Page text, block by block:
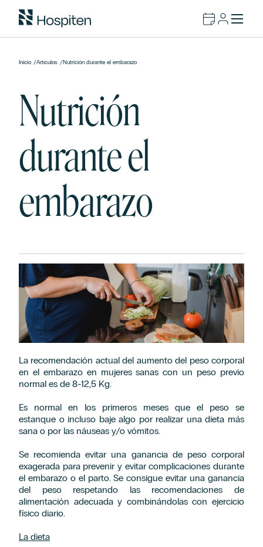
Inicio /Artículos /Nutrición durante el embarazo
Nutrición
durante el
embarazo
La recomendación actual del aumento del peso corporal
en el embarazo en mujeres sanas con un peso previo
normal es de 8-12,5 Kg.
Es normal en los primeros meses que el peso se
estanque o incluso baje algo por realizar una dieta más
sana o por las náuseas y/o vómitos.
Se recomienda evitar una ganancia de peso corporal
exagerada para prevenir y evitar complicaciones durante
el embarazo o el parto. Se consigue evitar una ganancia
del peso respetando las recomendaciones de
alimentación adecuada y combinándolas con ejercicio
físico diario.
La dieta